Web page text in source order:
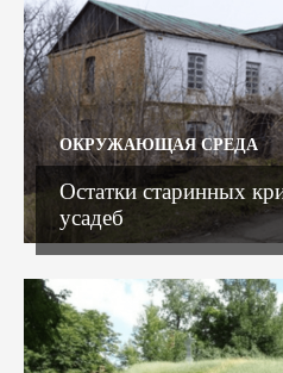
ОКРУЖАЮЩАЯ СРЕДА
Остатки старинных
усадеб